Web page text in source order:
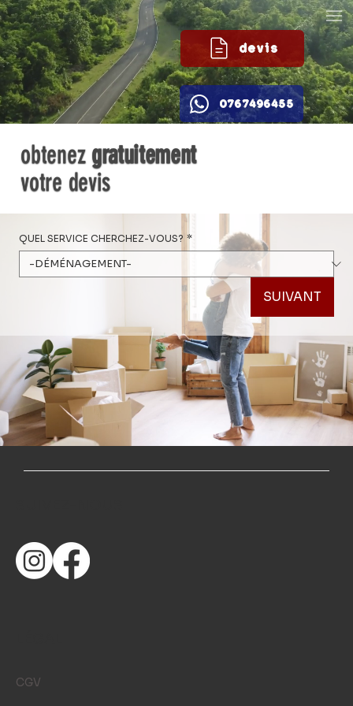
devis
0767496455
QUEL SERVICE CHERCHEZ-VOUS? *
SUIVANT
obtenezgratuitement
votre devis
CGV